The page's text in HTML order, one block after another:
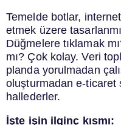
Temelde botlar,
etmek üzere
Düğmelere tıklamak
mı? Çok kolay. Veri
planda yorulmadan
oluşturmadan e-ticaret
hallederler.
İşte işin ilginç kısmı: